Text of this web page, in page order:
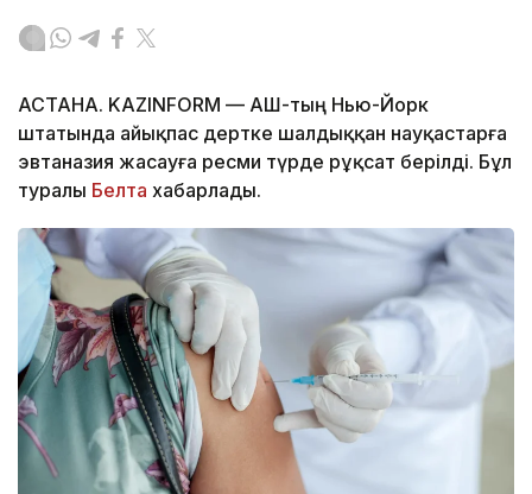
АСТАНА. KAZINFORM — АҚШ-тың Нью-Йорк
штатында айықпас дертке шалдыққан науқастарға
эвтаназия жасауға ресми түрде рұқсат берілді. Бұл
туралы Белта хабарлады.